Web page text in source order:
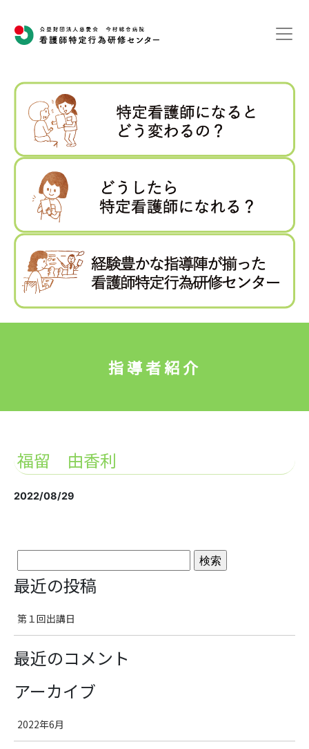
指導者紹介
福留 由香利
2022/08/29
索:
最近の投稿
第１回出講日
最近のコメント
アーカイブ
2022年6月